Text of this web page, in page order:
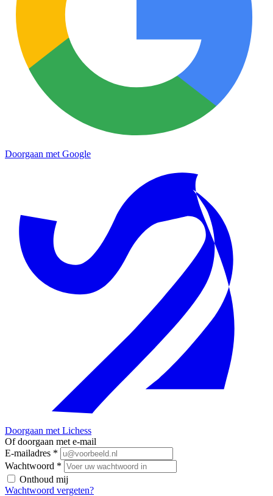
Doorgaan met Google
Doorgaan met Lichess
Of doorgaan met e-mail
E-mailadres *
Wachtwoord *
Onthoud mij
Wachtwoord vergeten?